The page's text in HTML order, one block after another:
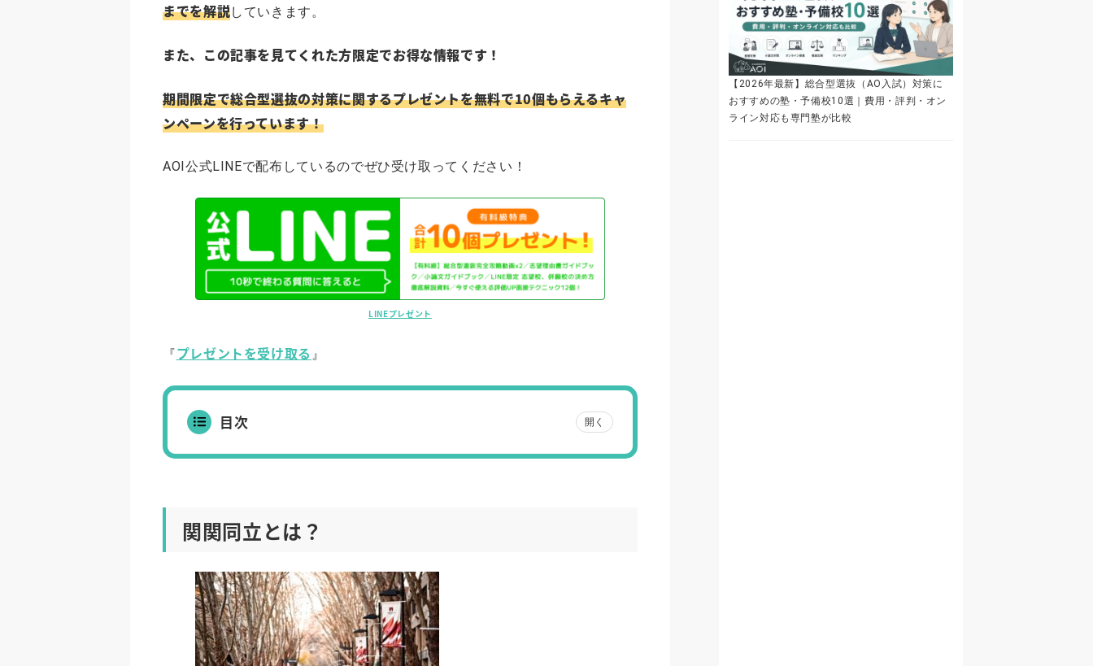
までを解説していきます。
また、この記事を見てくれた方限定でお得な情報です！
期間限定で総合型選抜の対策に関するプレゼントを無料で10個もらえるキャ
ンペーンを行っています！
AOI公式LINEで配布しているのでぜひ受け取ってください！
LINEプレゼント
『プレゼントを受け取る 』
目次 開く
関関同立とは？
【2026年最新】総合型選抜（AO入試）対策に
おすすめの塾・予備校10選｜費用・評判・オン
ライン対応も専門塾が比較